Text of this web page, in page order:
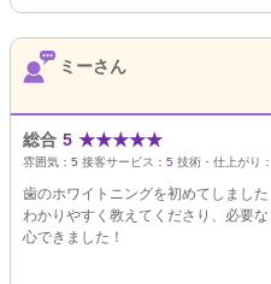
ミーさん
総合 5 ★★★★★
雰囲気： 5 接客サービス： 5 技術・仕上がり：
歯のホワイトニングを初めてしました
わかりやすく教えてくださり、必要
心できました！